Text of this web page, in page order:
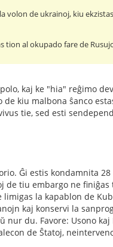
volon de ukrainoj, kiu
al okupado fare de
kaj ke "hia" reĝimo
kiu malbona ŝanco
tie, sed esti
Ĝi estis kondamnita
de tiu embargo ne finiĝas
la kapablon de
kaj konservi la
du. Favore: Usono kaj
de Ŝtatoj,